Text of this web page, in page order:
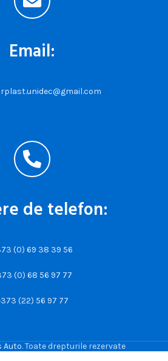
Email:
de telefon:
(0) 69 38 39 56
(0) 68 56 97 77
(22) 56 97 77
Auto. Toate drepturile rezervate